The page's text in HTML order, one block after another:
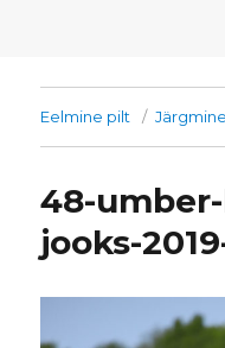
Eelmine pilt
48-
jooks-